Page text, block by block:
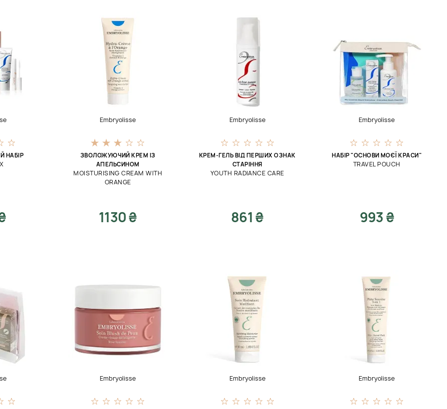
НАБІР
Embryolisse
ЗВОЛОЖУЮЧИЙ КРЕМ ІЗ
АПЕЛЬСИНОМ
MOISTURISING CREAM WITH
ORANGE
1130 ₴
Embryolisse
КРЕМ-ГЕЛЬ ВІД ПЕРШИХ ОЗНАК
СТАРІННЯ
YOUTH RADIANCE CARE
861 ₴
Embryolisse
НАБІР "ОСНОВИ МОЄЇ КРАСИ"
TRAVEL POUCH
993 ₴
Embryolisse Embryolisse Embryolisse